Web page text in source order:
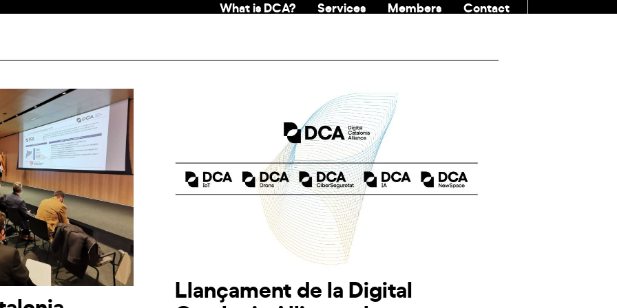
What is DCA? Services Members
Contact
Llançament de la Digital